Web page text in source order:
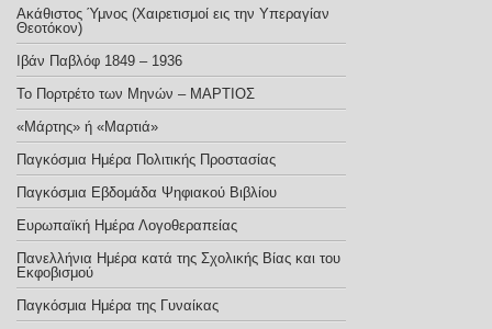
Ακάθιστος Ύμνος (Χαιρετισμοί εις την Υπεραγίαν
Θεοτόκον)
Ιβάν Παβλόφ 1849 – 1936
Το Πορτρέτο των Μηνών – ΜΑΡΤΙΟΣ
«Μάρτης» ή «Μαρτιά»
Παγκόσμια Ημέρα Πολιτικής Προστασίας
Παγκόσμια Εβδομάδα Ψηφιακού Βιβλίου
Ευρωπαϊκή Ημέρα Λογοθεραπείας
Πανελλήνια Ημέρα κατά της Σχολικής Βίας και του
Εκφοβισμού
Παγκόσμια Ημέρα της Γυναίκας